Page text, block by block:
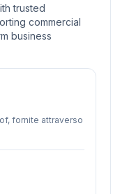
trusted
commercial
business
fornite attraverso